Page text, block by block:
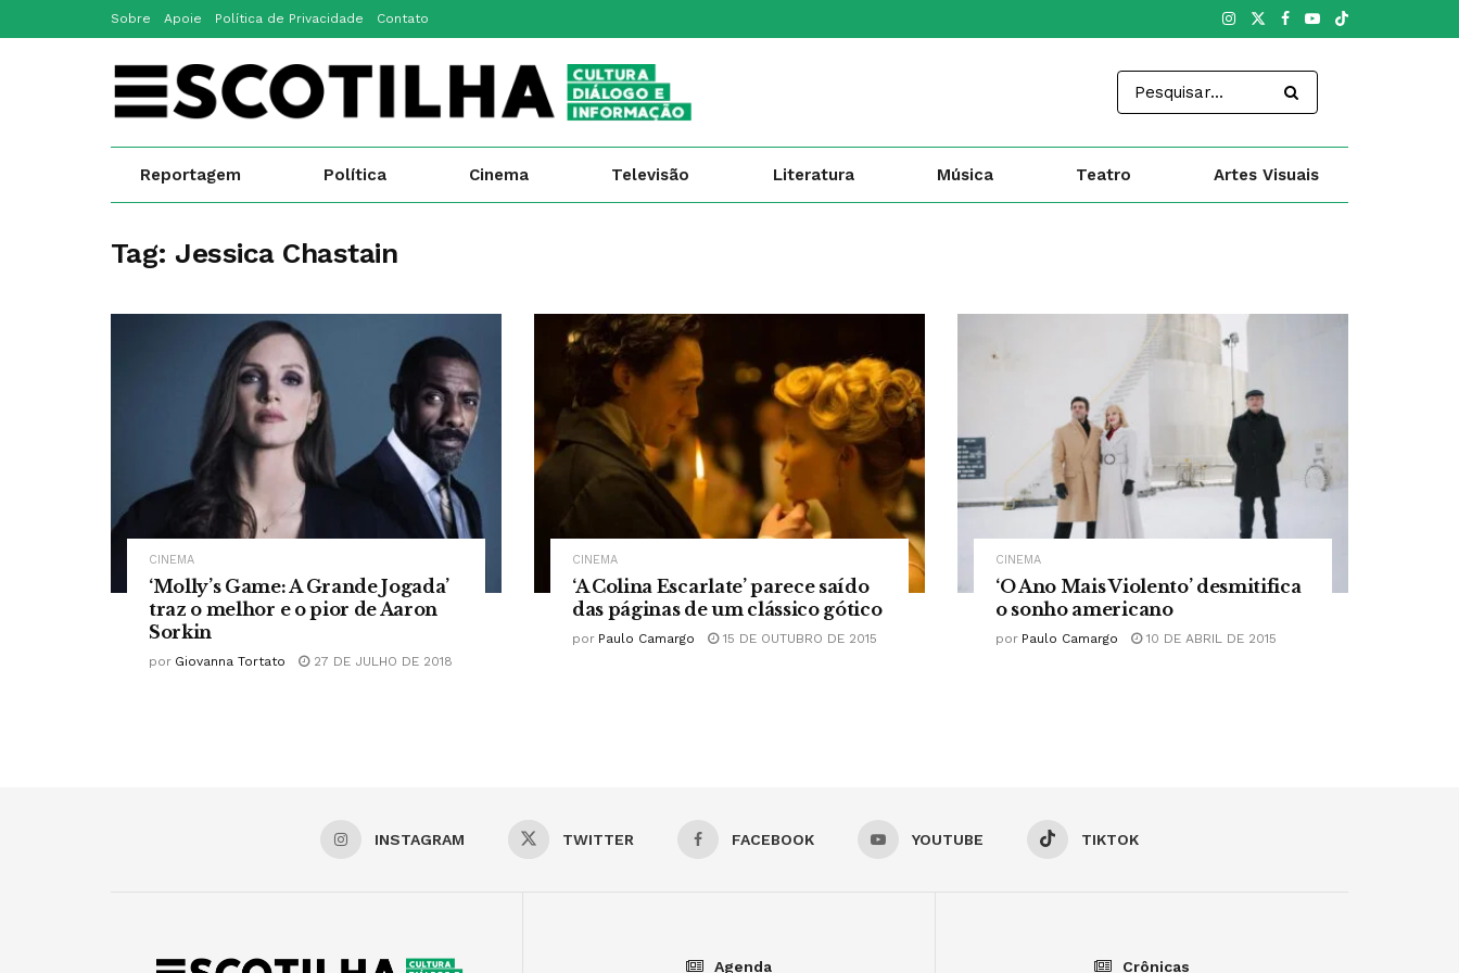
Sobre Apoie Política de Privacidade Contato
Reportagem Política Cinema Televisão Literatura Música Teatro Artes Visuais
Tag: Jessica Chastain
CINEMA
‘Molly’s Game: A Grande Jogada’
traz o melhor e o pior de Aaron
Sorkin
por Giovanna Tortato 27 DE JULHO DE 2018
CINEMA
‘A Colina Escarlate’ parece saído
das páginas de um clássico gótico
por Paulo Camargo 15 DE OUTUBRO DE 2015
CINEMA
‘O Ano Mais Violento’ desmitifica
o sonho americano
por Paulo Camargo 10 DE ABRIL DE 2015
INSTAGRAM TWITTER FACEBOOK YOUTUBE TIKTOK
Agenda Crônicas